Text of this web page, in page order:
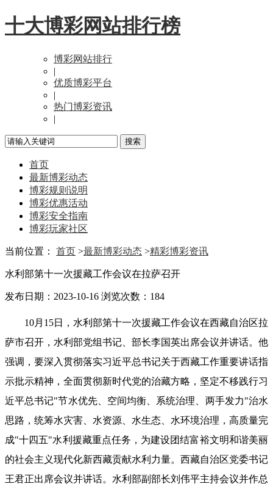
十大博彩网站排行榜
博彩网站排行
|
优质博彩平台
|
热门博彩资讯
|
首页
最新博彩动态
博彩规则说明
博彩优惠活动
博彩安全指南
博彩玩家社区
当前位置： 首页 >最新博彩动态 >精彩博彩资讯
水利部第十一次援藏工作会议在拉萨召开
发布日期：2023-10-16 浏览次数： 184
10月15日，水利部第十一次援藏工作会议在西藏自治区拉
萨市召开，水利部党组书记、部长李国英出席会议并讲话。他
强调，要深入贯彻落实习近平总书记关于西藏工作重要讲话指
示批示精神，全面贯彻新时代党的治藏方略，坚定不移践行习
近平总书记"节水优先、空间均衡、系统治理、两手发力"治水
思路，统筹水灾害、水资源、水生态、水环境治理，高质量完
成"十四五"水利援藏重点任务，为建设团结富裕文明和谐美丽
的社会主义现代化新西藏贡献水利力量。西藏自治区党委书记
王君正出席会议并讲话。水利部副部长刘伟平主持会议并作总